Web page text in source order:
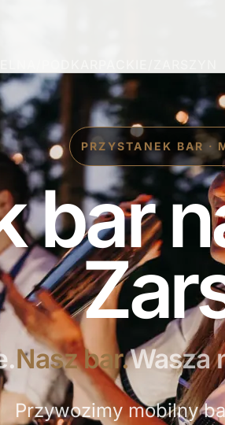
PRZYSTANEK BAR ·
bar
Nasz bar.Wasza
Przywozimy mobilny